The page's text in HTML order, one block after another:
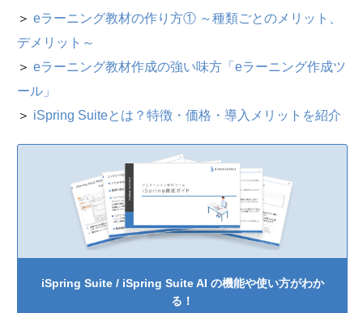
＞ eラーニング教材の作り方① ～種類ごとのメリット、
デメリット～
＞ eラーニング教材作成の強い味方「eラーニング作成ツ
ール」
＞ iSpring Suiteとは？特徴・価格・導入メリットを紹介
iSpring Suite / iSpring Suite AI の機能や使い方がわか
る！